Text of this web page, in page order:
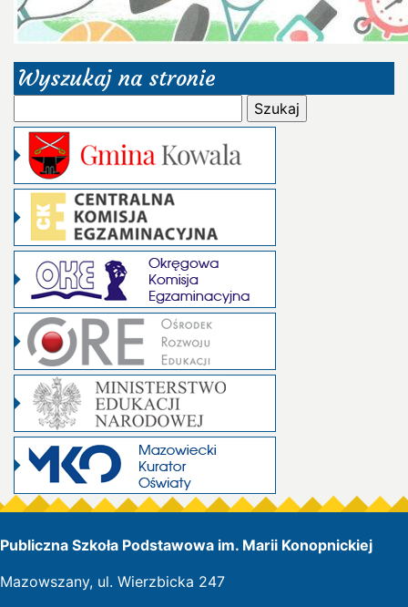
Wyszukaj na stronie
Publiczna Szkoła Podstawowa im. Marii Konopnickiej
Mazowszany, ul. Wierzbicka 247